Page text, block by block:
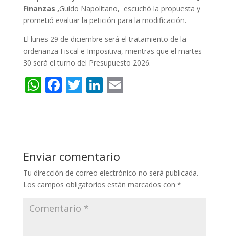
Finanzas ,Guido Napolitano, escuchó la propuesta y
prometió evaluar la petición para la modificación.
El lunes 29 de diciembre será el tratamiento de la
ordenanza Fiscal e Impositiva, mientras que el martes
30 será el turno del Presupuesto 2026.
W
A
p
p
F
o
o
k
T Li
dI
n
E
Enviar comentario
Tu dirección de correo electrónico no será publicada.
Los campos obligatorios están marcados con *